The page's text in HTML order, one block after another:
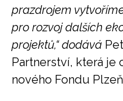
prazdrojem
pro rozvoj dalších
projektů,“ dodává
Partnerství, která je
nového Fondu